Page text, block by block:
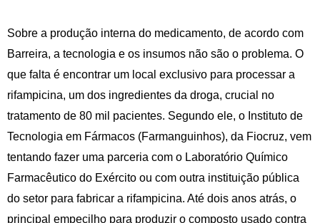
Sobre a produção interna do medicamento, de acordo com
Barreira, a tecnologia e os insumos não são o problema. O
que falta é encontrar um local exclusivo para processar a
rifampicina, um dos ingredientes da droga, crucial no
tratamento de 80 mil pacientes. Segundo ele, o Instituto de
Tecnologia em Fármacos (Farmanguinhos), da Fiocruz, vem
tentando fazer uma parceria com o Laboratório Químico
Farmacêutico do Exército ou com outra instituição pública
do setor para fabricar a rifampicina. Até dois anos atrás, o
principal empecilho para produzir o composto usado contra